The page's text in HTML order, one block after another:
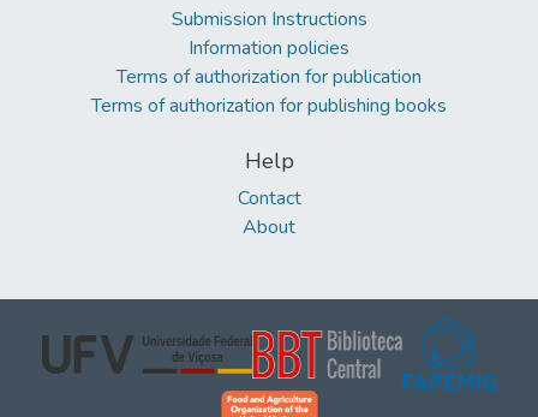
Submission Instructions
Information policies
Terms of authorization for publication
Terms of authorization for publishing books
Help
Contact
About